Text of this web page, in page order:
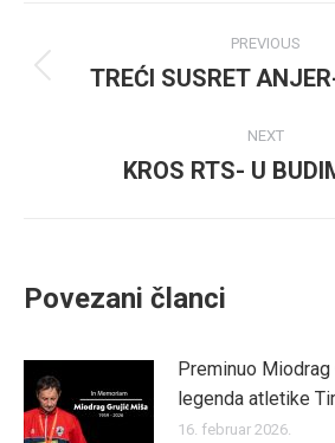
navigation
PREVIOUS
TREĆI SUSRET
NEXT
Next
KROS RTS- U
Povezani članci
Preminuo
legenda atletike
16. februar 2026.